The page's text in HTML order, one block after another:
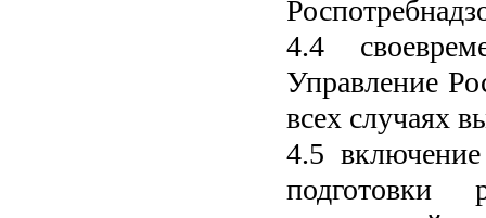
4.4
Управление
всех случаях
4.5
подготовки